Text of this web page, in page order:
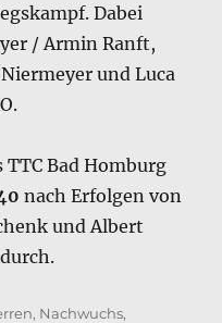
Dabei
/ Armin Ranft,
und Luca
TTC Bad Homburg
nach Erfolgen von
und Albert
, Nachwuchs,